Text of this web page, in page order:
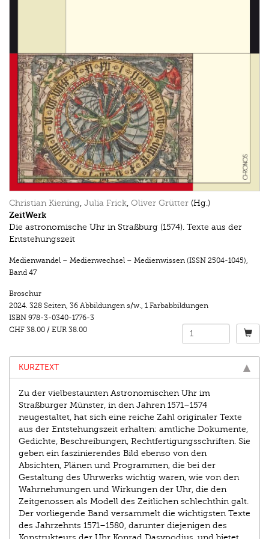
Christian Kiening Julia Frick Oliver Grütter (Hg.)
ZeitWerk
Die astronomische Uhr in Straßburg (1574). Texte aus der
Entstehungszeit
Medienwandel – Medienwechsel – Medienwissen (ISSN 2504-1045),
Band 47
Broschur
2024. 328 Seiten, 36 Abbildungen s/w., 1 Farbabbildungen
ISBN 978-3-0340-1776-3
CHF 38.00 / EUR 38.00
KURZTEXT
Zu der vielbestaunten Astronomischen Uhr im
Straßburger Münster, in den Jahren 1571–1574
neugestaltet, hat sich eine reiche Zahl originaler Texte
aus der Entstehungszeit erhalten: amtliche Dokumente,
Gedichte, Beschreibungen, Rechtfertigungsschriften. Sie
geben ein faszinierendes Bild ebenso von den
Absichten, Plänen und Programmen, die bei der
Gestaltung des Uhrwerks wichtig waren, wie von den
Wahrnehmungen und Wirkungen der Uhr, die den
Zeitgenossen als Modell des Zeitlichen schlechthin galt.
Der vorliegende Band versammelt die wichtigsten Texte
des Jahrzehnts 1571–1580, darunter diejenigen des